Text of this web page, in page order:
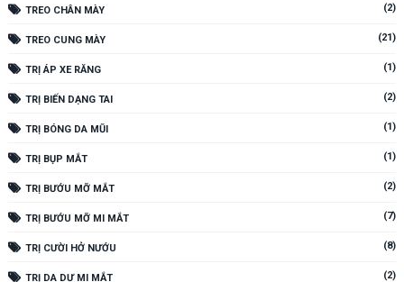
TREO CHÂN MÀY (2)
TREO CUNG MÀY (21)
TRỊ ÁP XE RĂNG (1)
TRỊ BIẾN DẠNG TAI (2)
TRỊ BÓNG DA MŨI (1)
TRỊ BỤP MẮT (1)
TRỊ BƯỚU MỠ MẮT (2)
TRỊ BƯỚU MỠ MI MẮT (7)
TRỊ CƯỜI HỞ NƯỚU (8)
TRỊ DA DƯ MI MẮT (2)